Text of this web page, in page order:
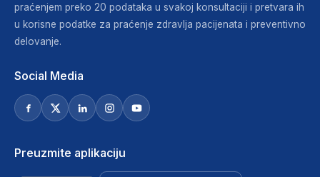
praćenjem preko 20 podataka u svakoj konsultaciji i pretvara ih
u korisne podatke za praćenje zdravlja pacijenata i preventivno
delovanje.
Social Media
Preuzmite aplikaciju